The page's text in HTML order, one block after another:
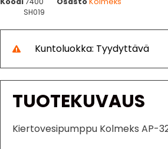
SH019
Kuntoluokka: Tyydyttävä
TUOTEKUVAUS
Kiertovesipumppu Kolmeks AP-